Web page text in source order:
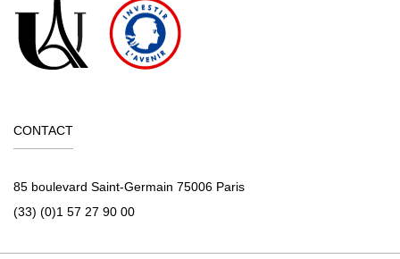
CONTACT
85 boulevard Saint-Germain 75006 Paris
(33) (0)1 57 27 90 00